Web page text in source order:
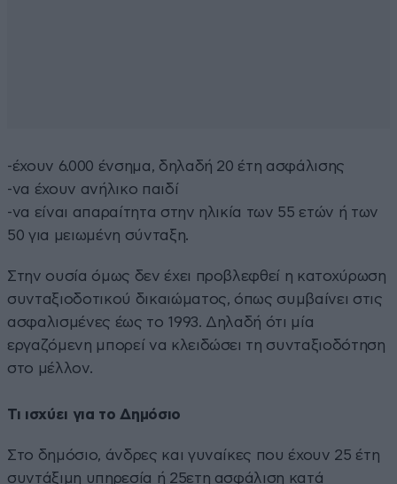
-έχουν 6.000 ένσημα, δηλαδή 20 έτη ασφάλισης
-να έχουν ανήλικο παιδί
-να είναι απαραίτητα στην ηλικία των 55 ετών ή των
50 για μειωμένη σύνταξη.
Στην ουσία όμως δεν έχει προβλεφθεί η κατοχύρωση
συνταξιοδοτικού δικαιώματος, όπως συμβαίνει στις
ασφαλισμένες έως το 1993. Δηλαδή ότι μία
εργαζόμενη μπορεί να κλειδώσει τη συνταξιοδότηση
στο μέλλον.
Τι ισχύει για το Δημόσιο
Στο δημόσιο, άνδρες και γυναίκες που έχουν 25 έτη
συντάξιμη υπηρεσία ή 25ετη ασφάλιση κατά